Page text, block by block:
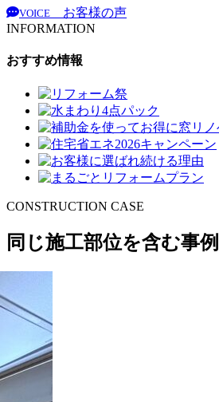
VOICE
お客様の声
INFORMATION
おすすめ情報
CONSTRUCTION CASE
同じ施工部位を含む事例